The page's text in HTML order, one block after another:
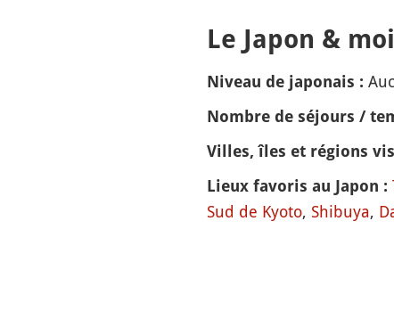
Le Japon &
Niveau de japonais :
Nombre de séjours /
Villes, îles et régions
Lieux favoris au Japon :
Sud de Kyoto, Shibuya,